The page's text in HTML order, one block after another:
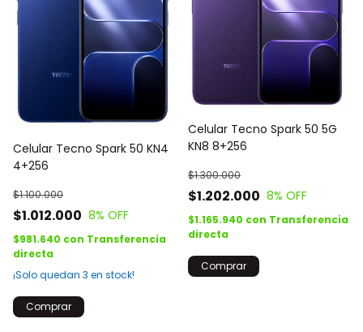
Celular Tecno Spark 50 KN4
4+256
$1.012.000
$1.100.000
8% OFF
$981.640 con Transferencia
directa
¡Solo quedan 3 en stock!
Comprar
Celular Tecno Spark 50 5G
KN8 8+256
$1.202.000
$1.300.000
8% OFF
$1.165.940 con Transferencia
directa
Comprar